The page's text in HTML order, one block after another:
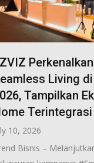
Living
Tampilkan
Terintegrasi
10, 2026
Bisnis –